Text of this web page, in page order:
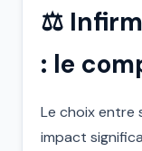
⚖️
: le
Le choix entre
impact